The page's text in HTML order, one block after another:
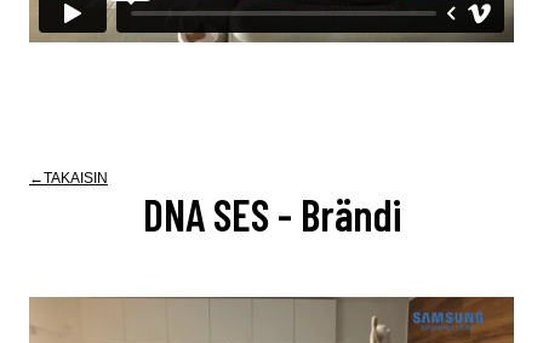
TAKAISIN
DNA SES - Brändi